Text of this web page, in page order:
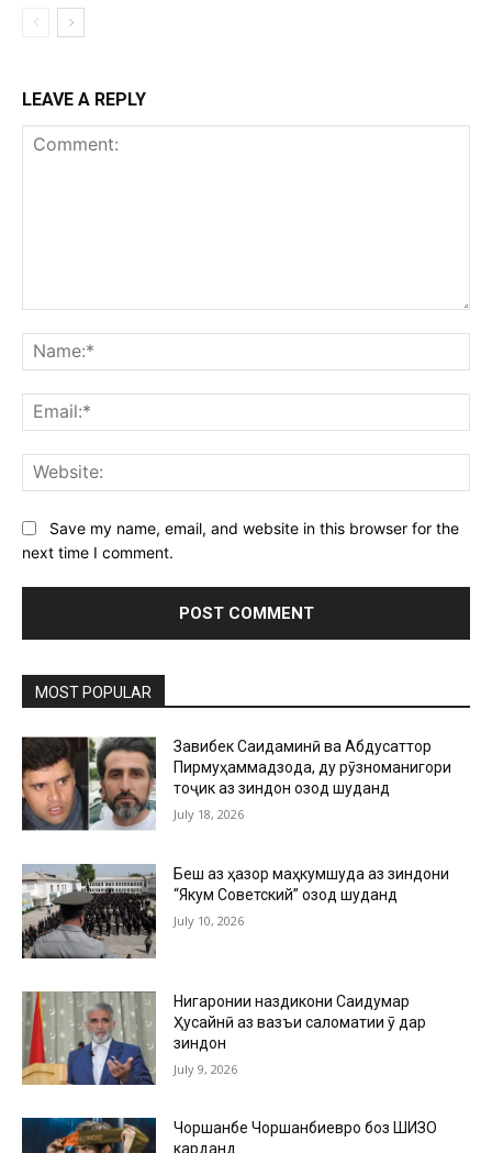
LEAVE A REPLY
Save my name, email, and website in this browser for the
next time I comment.
MOST POPULAR
Завқибек Саидаминӣ ва Абдусаттор
Пирмуҳаммадзода, ду рӯзноманигори
тоҷик аз зиндон озод шуданд
July 18, 2026
Беш аз ҳазор маҳкумшуда аз зиндони
“Якум Советский” озод шуданд
July 10, 2026
Нигаронии наздикони Саидумар
Ҳусайнӣ аз вазъи саломатии ӯ дар
зиндон
July 9, 2026
Чоршанбе Чоршанбиевро боз ШИЗО
карданд